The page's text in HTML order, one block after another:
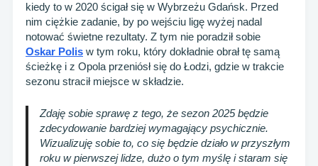
kiedy to w 2020 ścigał się w Wybrzeżu Gdańsk. Przed
nim ciężkie zadanie, by po wejściu ligę wyżej nadal
notować świetne rezultaty. Z tym nie poradził sobie
Oskar Polis w tym roku, który dokładnie obrał tę samą
ścieżkę i z Opola przeniósł się do Łodzi, gdzie w trakcie
sezonu stracił miejsce w składzie.
Zdaję sobie sprawę z tego, że sezon 2025 będzie
zdecydowanie bardziej wymagający psychicznie.
Wizualizuję sobie to, co się będzie działo w przyszłym
roku w pierwszej lidze, dużo o tym myślę i staram się